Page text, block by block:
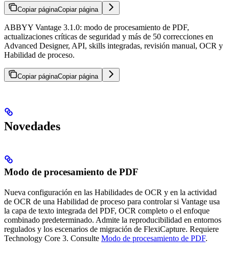
Copiar páginaCopiar página
ABBYY Vantage 3.1.0: modo de procesamiento de PDF,
actualizaciones críticas de seguridad y más de 50 correcciones en
Advanced Designer, API, skills integradas, revisión manual, OCR y
Habilidad de proceso.
Copiar páginaCopiar página
Novedades
Modo de procesamiento de PDF
Nueva configuración en las Habilidades de OCR y en la actividad
de OCR de una Habilidad de proceso para controlar si Vantage usa
la capa de texto integrada del PDF, OCR completo o el enfoque
combinado predeterminado. Admite la reproducibilidad en entornos
regulados y los escenarios de migración de FlexiCapture. Requiere
Technology Core 3. Consulte Modo de procesamiento de PDF.